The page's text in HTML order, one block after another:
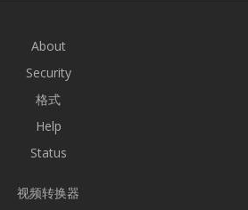
About
Security
格式
Help
Status
视频转换器